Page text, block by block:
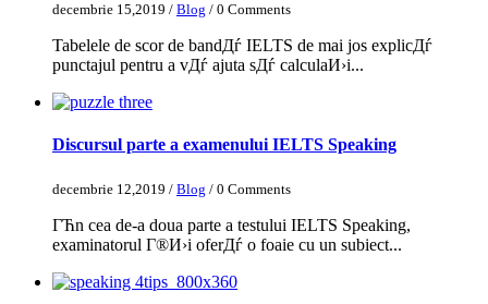
decembrie 15,2019 / Blog / 0 Comments
Tabelele de scor de bandДѓ IELTS de mai jos explicДѓ
punctajul pentru a vДѓ ajuta sДѓ calculaИ›i...
Discursul parte a examenului IELTS Speaking
decembrie 12,2019 / Blog / 0 Comments
ГЋn cea de-a doua parte a testului IELTS Speaking,
examinatorul Г®И›i oferДѓ o foaie cu un subiect...